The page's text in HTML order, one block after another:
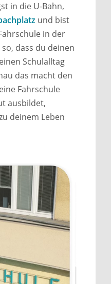
in die U-Bahn,
und bist
in der
dass du deinen
Schulalltag
das macht den
Fahrschule
ausbildet,
deinem Leben